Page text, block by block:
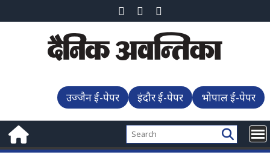
to
उज्जैन ई-पेपर इंदौर ई-पेपर भोपाल ई-पेपर